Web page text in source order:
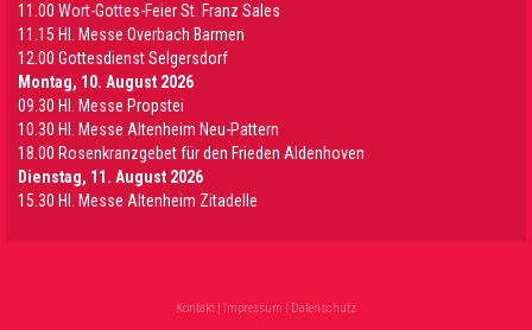
11.00 Wort-Gottes-Feier St. Franz Sales
11.15 Hl. Messe Overbach Barmen
12.00 Gottesdienst Selgersdorf
Montag, 10. August 2026
09.30 Hl. Messe Propstei
10.30 Hl. Messe Altenheim Neu-Pattern
18.00 Rosenkranzgebet für den Frieden Aldenhoven
Dienstag, 11. August 2026
15.30 Hl. Messe Altenheim Zitadelle
Kontakt | Impressum | Datenschutz